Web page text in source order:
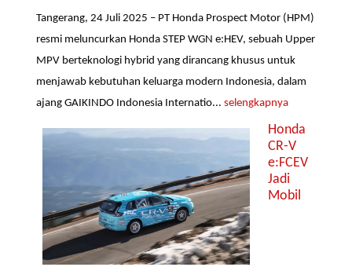
Tangerang, 24 Juli 2025 – PT Honda Prospect Motor (HPM)
resmi meluncurkan Honda STEP WGN e:HEV, sebuah Upper
MPV berteknologi hybrid yang dirancang khusus untuk
menjawab kebutuhan keluarga modern Indonesia, dalam
ajang GAIKINDO Indonesia Internatio...selengkapnya
Honda
CR-V
e:FCEV
Jadi
Mobil